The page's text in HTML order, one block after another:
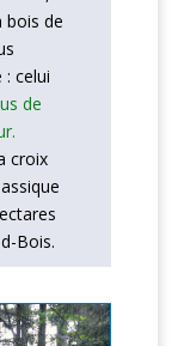
bois de
celui
de
croix
Bois.